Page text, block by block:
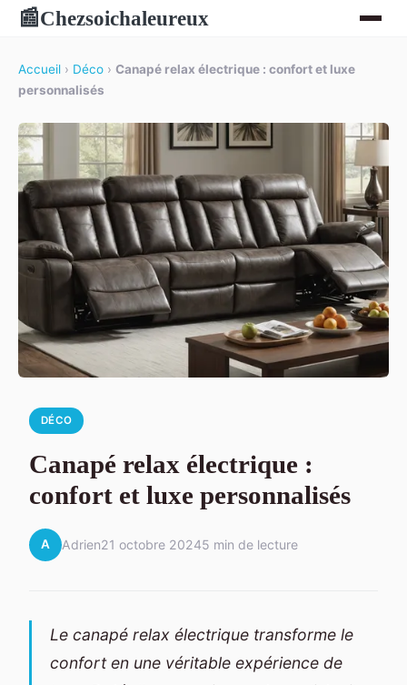
📰Chezsoichaleureux
Accueil › Déco › Canapé relax électrique : confort et luxe
personnalisés
DÉCO
Canapé relax électrique :
confort et luxe personnalisés
A Adrien21 octobre 20245 min de lecture
Le canapé relax électrique transforme le
confort en une véritable expérience de